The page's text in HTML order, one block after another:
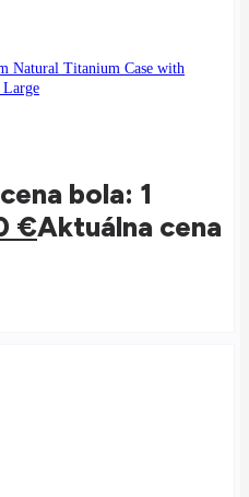
Natural Titanium Case with
bola: 1
€Aktuálna cena